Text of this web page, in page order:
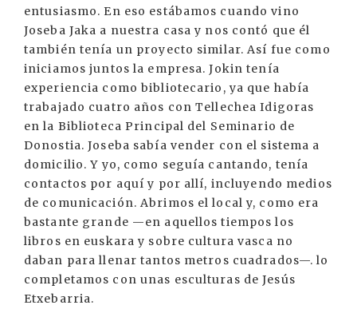
entusiasmo. En eso estábamos cuando vino
Joseba Jaka a nuestra casa y nos contó que él
también tenía un proyecto similar. Así fue como
iniciamos juntos la empresa. Jokin tenía
experiencia como bibliotecario, ya que había
trabajado cuatro años con Tellechea Idigoras
en la Biblioteca Principal del Seminario de
Donostia. Joseba sabía vender con el sistema a
domicilio. Y yo, como seguía cantando, tenía
contactos por aquí y por allí, incluyendo medios
de comunicación. Abrimos el local y, como era
bastante grande —en aquellos tiempos los
libros en euskara y sobre cultura vasca no
daban para llenar tantos metros cuadrados—. lo
completamos con unas esculturas de Jesús
Etxebarria.